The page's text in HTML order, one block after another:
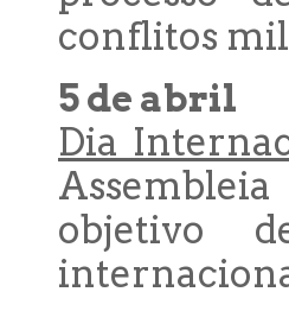
conflitos
5 de abril
Dia
objetivo